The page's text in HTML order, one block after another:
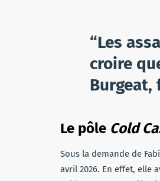
“Les
croire
Burgeat,
Le pôle Cold
Sous la demande de
avril 2026. En effet, elle